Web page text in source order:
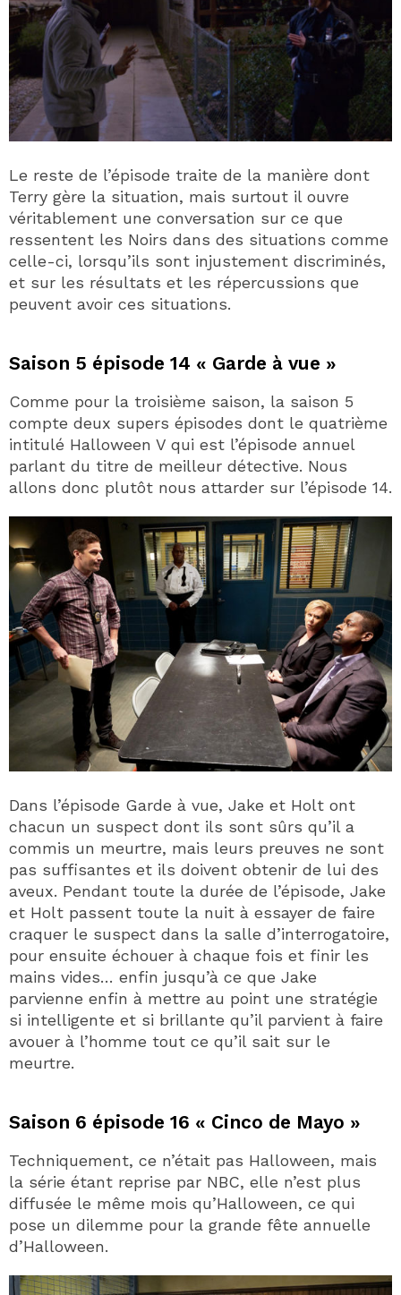
Le reste de l’épisode traite de la manière dont
Terry gère la situation, mais surtout il ouvre
véritablement une conversation sur ce que
ressentent les Noirs dans des situations comme
celle-ci, lorsqu’ils sont injustement discriminés,
et sur les résultats et les répercussions que
peuvent avoir ces situations.
Saison 5 épisode 14 « Garde à vue »
Comme pour la troisième saison, la saison 5
compte deux supers épisodes dont le quatrième
intitulé Halloween V qui est l’épisode annuel
parlant du titre de meilleur détective. Nous
allons donc plutôt nous attarder sur l’épisode 14.
Dans l’épisode Garde à vue, Jake et Holt ont
chacun un suspect dont ils sont sûrs qu’il a
commis un meurtre, mais leurs preuves ne sont
pas suffisantes et ils doivent obtenir de lui des
aveux. Pendant toute la durée de l’épisode, Jake
et Holt passent toute la nuit à essayer de faire
craquer le suspect dans la salle d’interrogatoire,
pour ensuite échouer à chaque fois et finir les
mains vides… enfin jusqu’à ce que Jake
parvienne enfin à mettre au point une stratégie
si intelligente et si brillante qu’il parvient à faire
avouer à l’homme tout ce qu’il sait sur le
meurtre.
Saison 6 épisode 16 « Cinco de Mayo »
Techniquement, ce n’était pas Halloween, mais
la série étant reprise par NBC, elle n’est plus
diffusée le même mois qu’Halloween, ce qui
pose un dilemme pour la grande fête annuelle
d’Halloween.